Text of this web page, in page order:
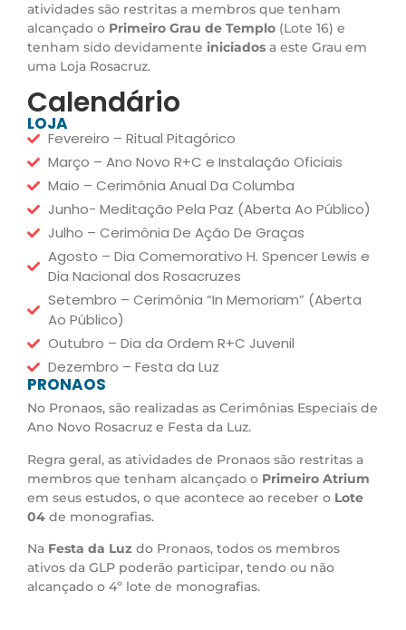
atividades são restritas a membros que tenham
alcançado o Primeiro Grau de Templo (Lote 16) e
tenham sido devidamente iniciados a este Grau em
uma Loja Rosacruz.
Calendário
LOJA
Fevereiro – Ritual Pitagórico
Março – Ano Novo R+C e Instalação Oficiais
Maio – Cerimônia Anual Da Columba
Junho- Meditação Pela Paz (Aberta Ao Público)
Julho – Cerimônia De Ação De Graças
Agosto – Dia Comemorativo H. Spencer Lewis e
Dia Nacional dos Rosacruzes
Setembro – Cerimônia “In Memoriam” (Aberta
Ao Público)
Outubro – Dia da Ordem R+C Juvenil
Dezembro – Festa da Luz
PRONAOS
No Pronaos, são realizadas as Cerimônias Especiais de
Ano Novo Rosacruz e Festa da Luz.
Regra geral, as atividades de Pronaos são restritas a
membros que tenham alcançado o Primeiro Atrium
em seus estudos, o que acontece ao receber o Lote
04 de monografias.
Na Festa da Luz do Pronaos, todos os membros
ativos da GLP poderão participar, tendo ou não
alcançado o 4º lote de monografias.